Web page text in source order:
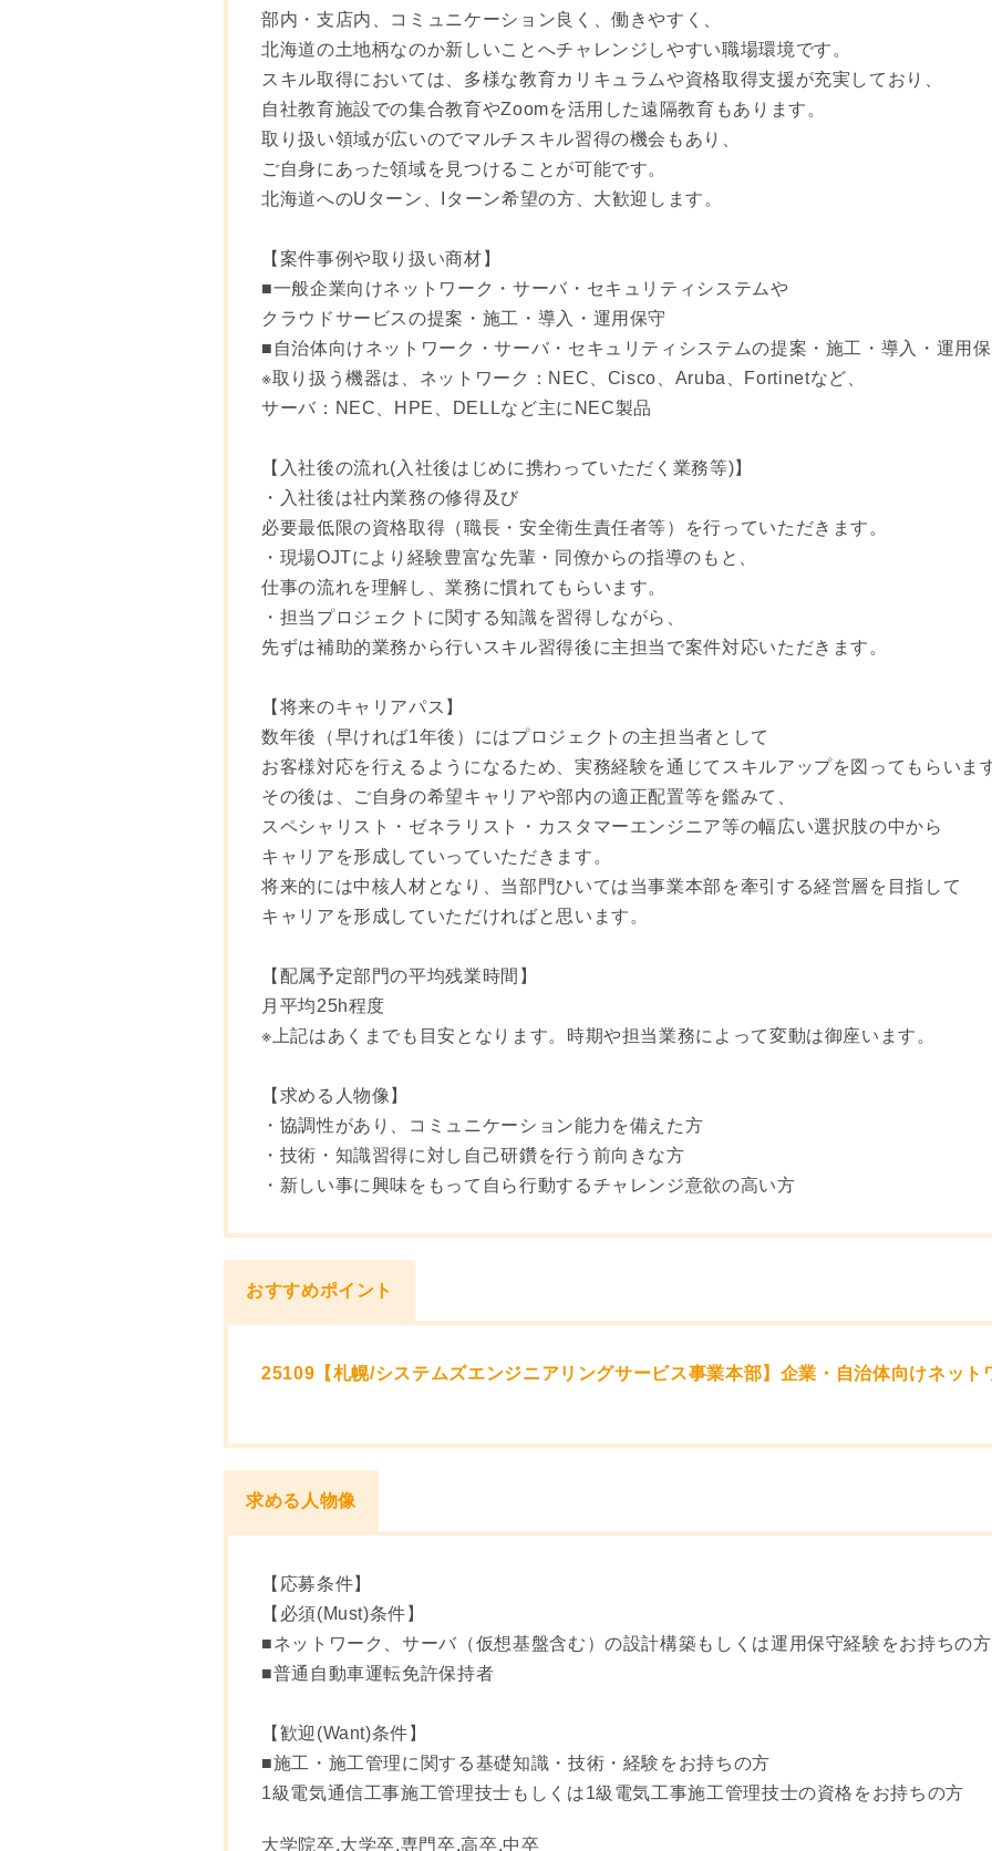
部内・支店内、コミュニケーション良く、働きやすく、
北海道の土地柄なのか新しいことへチャレンジしやすい職場環境です。
スキル取得においては、多様な教育カリキュラムや資格取得支援が充実しており、
自社教育施設での集合教育やZoomを活用した遠隔教育もあります。
取り扱い領域が広いのでマルチスキル習得の機会もあり、
ご自身にあった領域を見つけることが可能です。
北海道へのUターン、Iターン希望の方、大歓迎します。
【案件事例や取り扱い商材】
■一般企業向けネットワーク・サーバ・セキュリティシステムや
クラウドサービスの提案・施工・導入・運用保守
■自治体向けネットワーク・サーバ・セキュリティシステムの提案・施工・導入・運用
※取り扱う機器は、ネットワーク：NEC、Cisco、Aruba、Fortinetなど、
サーバ：NEC、HPE、DELLなど主にNEC製品
【入社後の流れ(入社後はじめに携わっていただく業務等)】
・入社後は社内業務の修得及び
必要最低限の資格取得（職長・安全衛生責任者等）を行っていただきます。
・現場OJTにより経験豊富な先輩・同僚からの指導のもと、
仕事の流れを理解し、業務に慣れてもらいます。
・担当プロジェクトに関する知識を習得しながら、
先ずは補助的業務から行いスキル習得後に主担当で案件対応いただきます。
【将来のキャリアパス】
数年後（早ければ1年後）にはプロジェクトの主担当者として
お客様対応を行えるようになるため、実務経験を通じてスキルアップを図ってもらいま
その後は、ご自身の希望キャリアや部内の適正配置等を鑑みて、
スペシャリスト・ゼネラリスト・カスタマーエンジニア等の幅広い選択肢の中から
キャリアを形成していっていただきます。
将来的には中核人材となり、当部門ひいては当事業本部を牽引する経営層を目指して
キャリアを形成していただければと思います。
【配属予定部門の平均残業時間】
月平均25h程度
※上記はあくまでも目安となります。時期や担当業務によって変動は御座います。
【求める人物像】
・協調性があり、コミュニケーション能力を備えた方
・技術・知識習得に対し自己研鑽を行う前向きな方
・新しい事に興味をもって自ら行動するチャレンジ意欲の高い方
おすすめポイント
25109【札幌/システムズエンジニアリングサービス事業本部】企業・自治体向けネット
求める人物像
【応募条件】
【必須(Must)条件】
■ネットワーク、サーバ（仮想基盤含む）の設計構築もしくは運用保守経験をお持ちの方
■普通自動車運転免許保持者
【歓迎(Want)条件】
■施工・施工管理に関する基礎知識・技術・経験をお持ちの方
1級電気通信工事施工管理技士もしくは1級電気工事施工管理技士の資格をお持ちの方
大学院卒,大学卒,専門卒,高卒,中卒